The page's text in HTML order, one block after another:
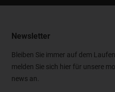
Newsletter
Bleiben Sie immer auf dem
melden Sie sich hier für unsere
news an.